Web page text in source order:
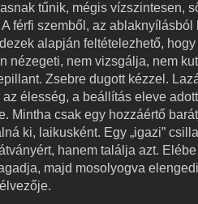
tűnik, mégis vízszintesen,
férfi szemből, az ablaknyílásból
alapján feltételezhető, hogy
nézegeti, nem vizsgálja, nem
Zsebre dugott kézzel.
élesség, a beállítás eleve
Mintha csak egy hozzáértő
ki, laikusként. Egy „igazi”
hanem találja azt.
majd mosolyogva